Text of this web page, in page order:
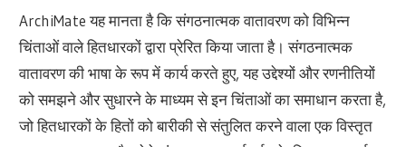
ArchiMate यह मानता है कि संगठनात्मक वातावरण को विभिन्न
चिंताओं वाले हितधारकों द्वारा प्रेरित किया जाता है। संगठनात्मक
वातावरण की भाषा के रूप में कार्य करते हुए, यह उद्देश्यों और रणनीतियों
को समझने और सुधारने के माध्यम से इन चिंताओं का समाधान करता है,
जो हितधारकों के हितों को बारीकी से संतुलित करने वाला एक विस्तृत